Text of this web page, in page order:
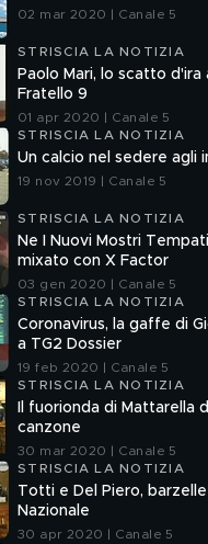
02 mar 2020 | Canale 5
STRISCIA LA NOTIZIA
Paolo Mari, lo scatto d'ira
Fratello 9
01 apr 2020 | Canale 5
STRISCIA LA NOTIZIA
Un calcio nel sedere agli
19 nov 2019 | Canale 5
STRISCIA LA NOTIZIA
Ne I Nuovi Mostri
mixato con X Factor
03 gen 2020 | Canale 5
STRISCIA LA NOTIZIA
Coronavirus, la gaffe di
a TG2 Dossier
19 feb 2020 | Canale 5
STRISCIA LA NOTIZIA
Il fuorionda di Mattarella
canzone
30 mar 2020 | Canale 5
STRISCIA LA NOTIZIA
Totti e Del Piero,
Nazionale
30 apr 2020 | Canale 5